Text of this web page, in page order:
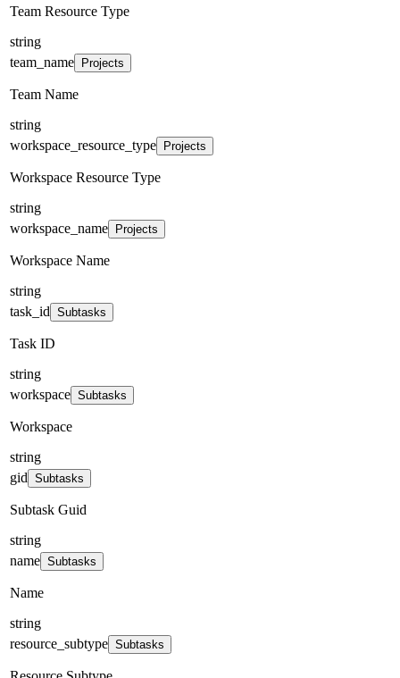
Team Resource Type
string
team_name
Projects
Team Name
string
workspace_resource_type
Projects
Workspace Resource Type
string
workspace_name
Projects
Workspace Name
string
task_id Subtasks
Task ID
string
workspace Subtasks
Workspace
string
gid Subtasks
Subtask Guid
string
name Subtasks
Name
string
resource_subtype Subtasks